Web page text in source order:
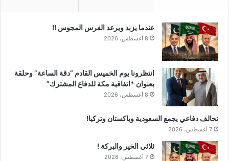
عندما يزبد ويرعد الفرس المجوس !!
8 أغسطس، 2026
انتظرونا يوم الخميس القادم “دقة الساعة” وحلقة
بعنوان *اتفاقية مكة للدفاع المشترك”
8 أغسطس، 2026
تحالف دفاعي يجمع السعودية وباكستان وتركيا!
7 أغسطس، 2026
ثلاثي الخير والبركة !
7 أغسطس، 2026